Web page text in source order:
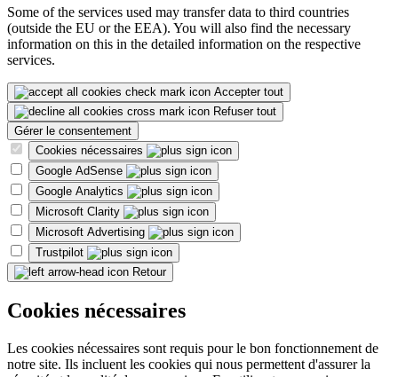
Some of the services used may transfer data to third countries
(outside the EU or the EEA). You will also find the necessary
information on this in the detailed information on the respective
services.
Accepter tout
Refuser tout
Gérer le consentement
Cookies nécessaires
Google AdSense
Google Analytics
Microsoft Clarity
Microsoft Advertising
Trustpilot
Retour
Cookies nécessaires
Les cookies nécessaires sont requis pour le bon fonctionnement de
notre site. Ils incluent les cookies qui nous permettent d'assurer la